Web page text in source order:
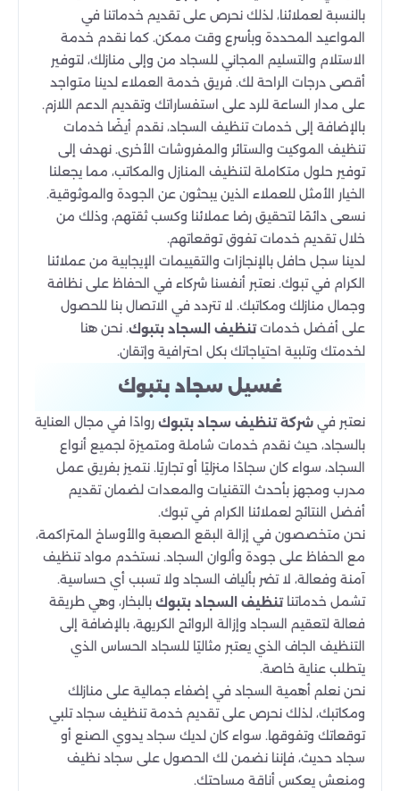
بالنسبة لعملائنا، لذلك نحرص على تقديم خدماتنا في
المواعيد المحددة وبأسرع وقت ممكن. كما نقدم خدمة
الاستلام والتسليم المجاني للسجاد من وإلى منازلك، لتوفير
أقصى درجات الراحة لك. فريق خدمة العملاء لدينا متواجد
على مدار الساعة للرد على استفساراتك وتقديم الدعم اللازم.
بالإضافة إلى خدمات تنظيف السجاد، نقدم أيضًا خدمات
تنظيف الموكيت والستائر والمفروشات الأخرى. نهدف إلى
توفير حلول متكاملة لتنظيف المنازل والمكاتب، مما يجعلنا
الخيار الأمثل للعملاء الذين يبحثون عن الجودة والموثوقية.
نسعى دائمًا لتحقيق رضا عملائنا وكسب ثقتهم، وذلك من
خلال تقديم خدمات تفوق توقعاتهم.
لدينا سجل حافل بالإنجازات والتقييمات الإيجابية من عملائنا
الكرام في تبوك. نعتبر أنفسنا شركاء في الحفاظ على نظافة
وجمال منازلك ومكاتبك. لا تتردد في الاتصال بنا للحصول
على أفضل خدماتتنظيف السجاد بتبوك. نحن هنا
لخدمتك وتلبية احتياجاتك بكل احترافية وإتقان.
غسيل سجاد بتبوك
نعتبر في شركة تنظيف سجاد بتبوك روادًا في مجال العناية
بالسجاد، حيث نقدم خدمات شاملة ومتميزة لجميع أنواع
السجاد، سواء كان سجادًا منزليًا أو تجاريًا. نتميز بفريق عمل
مدرب ومجهز بأحدث التقنيات والمعدات لضمان تقديم
أفضل النتائج لعملائنا الكرام في تبوك.
نحن متخصصون في إزالة البقع الصعبة والأوساخ المتراكمة،
مع الحفاظ على جودة وألوان السجاد. نستخدم مواد تنظيف
آمنة وفعالة، لا تضر بألياف السجاد ولا تسبب أي حساسية.
تشمل خدماتناتنظيف السجاد بتبوك بالبخار، وهي طريقة
فعالة لتعقيم السجاد وإزالة الروائح الكريهة، بالإضافة إلى
التنظيف الجاف الذي يعتبر مثاليًا للسجاد الحساس الذي
يتطلب عناية خاصة.
نحن نعلم أهمية السجاد في إضفاء جمالية على منازلك
ومكاتبك، لذلك نحرص على تقديم خدمة تنظيف سجاد تلبي
توقعاتك وتفوقها. سواء كان لديك سجاد يدوي الصنع أو
سجاد حديث، فإننا نضمن لك الحصول على سجاد نظيف
ومنعش يعكس أناقة مساحتك.